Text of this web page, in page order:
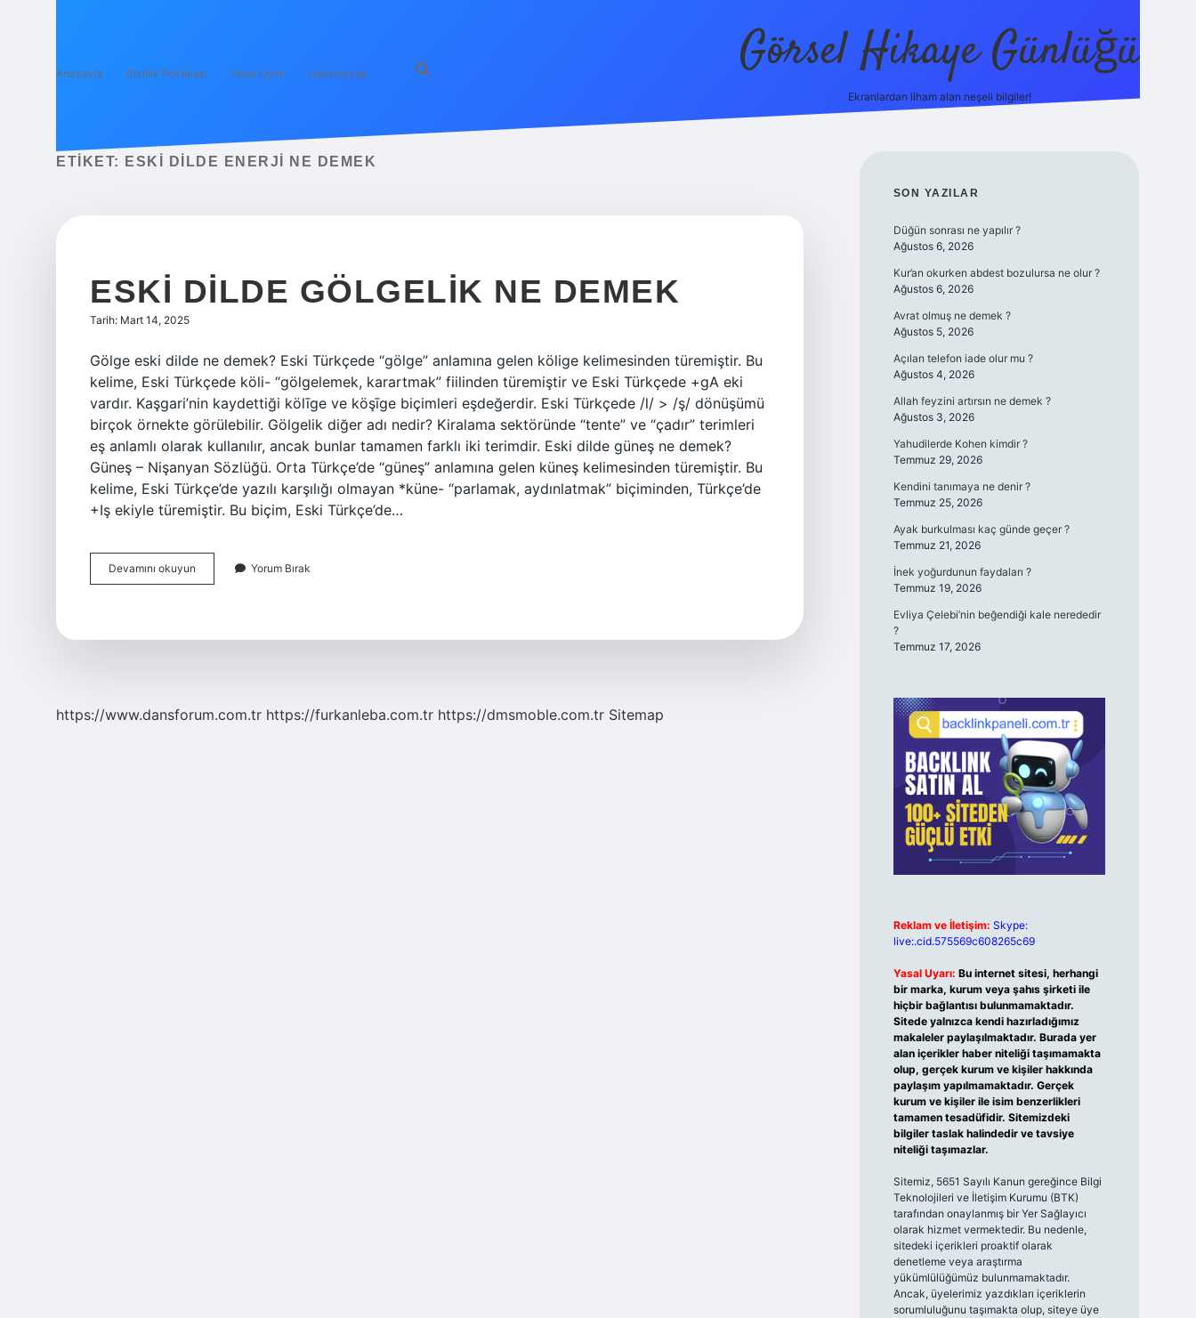
Anasayfa Gizlilik Politikası Yasal Uyarı Hakkımızda Görsel Hikaye Günlüğü
Ekranlardan ilham alan neşeli bilgiler!
ETIKET: ESKI DILDE ENERJI NE DEMEK
ESKI DILDE GÖLGELIK NE DEMEK
Tarih: Mart 14, 2025
Gölge eski dilde ne demek? Eski Türkçede “gölge” anlamına gelen kölige kelimesinden türemiştir. Bu
kelime, Eski Türkçede köli- “gölgelemek, karartmak” fiilinden türemiştir ve Eski Türkçede +gA eki
vardır. Kaşgari’nin kaydettiği kölīge ve köşīge biçimleri eşdeğerdir. Eski Türkçede /l/ > /ş/ dönüşümü
birçok örnekte görülebilir. Gölgelik diğer adı nedir? Kiralama sektöründe “tente” ve “çadır” terimleri
eş anlamlı olarak kullanılır, ancak bunlar tamamen farklı iki terimdir. Eski dilde güneş ne demek?
Güneş – Nişanyan Sözlüğü. Orta Türkçe’de “güneş” anlamına gelen küneş kelimesinden türemiştir. Bu
kelime, Eski Türkçe’de yazılı karşılığı olmayan *küne- “parlamak, aydınlatmak” biçiminden, Türkçe’de
+Iş ekiyle türemiştir. Bu biçim, Eski Türkçe’de…
Devamını okuyun
Dilde
Yorum Bırak
https://www.dansforum.com.tr https://furkanleba.com.tr https://dmsmoble.com.tr Sitemap
SIDEBAR
SON YAZILAR
Düğün sonrası ne yapılır ?
Ağustos 6, 2026
Kur’an okurken abdest bozulursa ne olur ?
Ağustos 6, 2026
Avrat olmuş ne demek ?
Ağustos 5, 2026
Açılan telefon iade olur mu ?
Ağustos 4, 2026
Allah feyzini artırsın ne demek ?
Ağustos 3, 2026
Yahudilerde Kohen kimdir ?
Temmuz 29, 2026
Kendini tanımaya ne denir ?
Temmuz 25, 2026
Ayak burkulması kaç günde geçer ?
Temmuz 21, 2026
İnek yoğurdunun faydaları ?
Temmuz 19, 2026
Evliya Çelebi’nin beğendiği kale nerededir
?
Temmuz 17, 2026
Reklam ve İletişim: Skype:
live:.cid.575569c608265c69
Yasal Uyarı: Bu internet sitesi, herhangi
bir marka, kurum veya şahıs şirketi ile
hiçbir bağlantısı bulunmamaktadır.
Sitede yalnızca kendi hazırladığımız
makaleler paylaşılmaktadır. Burada yer
alan içerikler haber niteliği taşımamakta
olup, gerçek kurum ve kişiler hakkında
paylaşım yapılmamaktadır. Gerçek
kurum ve kişiler ile isim benzerlikleri
tamamen tesadüfidir. Sitemizdeki
bilgiler taslak halindedir ve tavsiye
niteliği taşımazlar.
Sitemiz, 5651 Sayılı Kanun gereğince Bilgi
Teknolojileri ve İletişim Kurumu (BTK)
tarafından onaylanmış bir Yer Sağlayıcı
olarak hizmet vermektedir. Bu nedenle,
sitedeki içerikleri proaktif olarak
denetleme veya araştırma
yükümlülüğümüz bulunmamaktadır.
Ancak, üyelerimiz yazdıkları içeriklerin
sorumluluğunu taşımakta olup, siteye üye